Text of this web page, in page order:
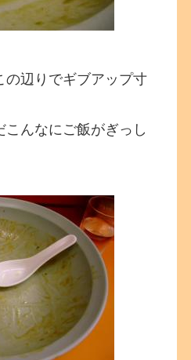
の辺りでギブアップ寸
こんなにご飯がぎっし